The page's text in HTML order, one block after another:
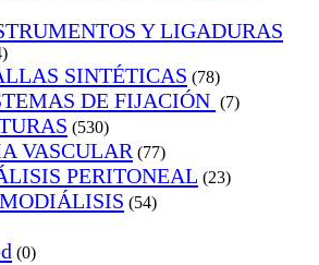
Y LIGADURAS
SINTÉTICAS (78)
DE FIJACIÓN (7)
(530)
VASCULAR (77)
PERITONEAL (23)
(54)
(0)